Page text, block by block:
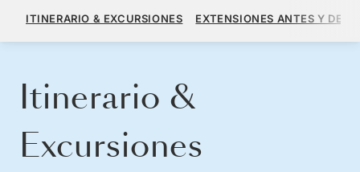
16.200 US$
ITINERARIO & EXCURSIONES EXTENSIONES ANTES Y
Itinerario &
Excursiones